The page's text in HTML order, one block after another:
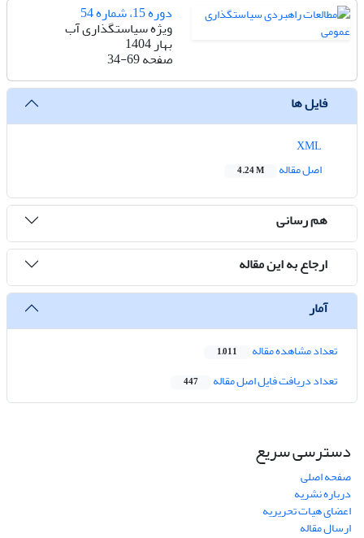
دوره 15، شماره 54
ویژه سیاستگذاری آب
بهار 1404
صفحه34-69
فایل ها
اصل مقاله
4.24 M
هم رسانی
ارجاع به این مقاله
آمار
تعداد مشاهده مقاله 1,011
تعداد دریافت فایل اصل مقاله 447
دسترسی سریع
صفحه اصلی
درباره نشریه
اعضای هیات تحریریه
ارسال مقاله